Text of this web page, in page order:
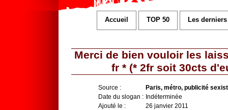
Accueil TOP 50 Les derniers
Merci de bien vouloir les
fr * (* 2fr soit 30cts
Source :
Paris, métro, publicité
Date du slogan : Indéterminée
Ajouté le :
26 janvier 2011